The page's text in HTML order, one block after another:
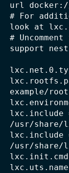
url
# For
look at
#
support
example/
lxc.include
/usr/share/
lxc.include
/usr/share/